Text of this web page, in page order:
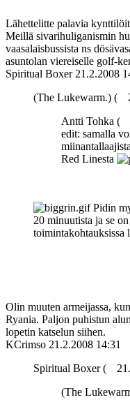
Lähettelitte palavia
Meillä sivarihuliganismin
vaasalaisbussista ns
asuntolan viereiselle golf-
Spiritual Boxer 21.2.2008
(The Lukewarm.) (
Antti Tohka (
edit: samalla
Red Linesta
Pidin
20 minuutista ja se
toimintakohtauksissa
Olin muuten armeijassa,
Ryania. Paljon puhistun
lopetin katselun siihen.
KCrimso 21.2.2008 14:31
Spiritual Boxer (
(The